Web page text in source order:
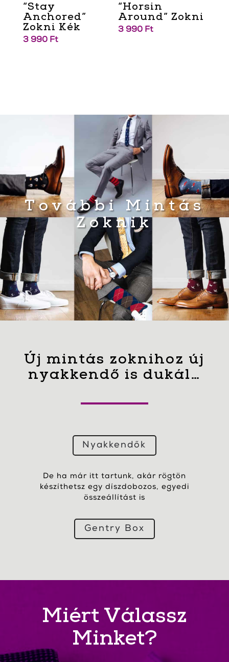
“Stay
Anchored”
Zokni Kék
3 990 Ft
“Horsin
Around” Zokni
3 990 Ft
További Mintás
Zoknik
Új mintás zoknihoz új
nyakkendő is dukál…
Nyakkendők
De ha már itt tartunk, akár rögtön
készíthetsz egy díszdobozos, egyedi
összeállítást is
Gentry Box
Miért Válassz
Minket?